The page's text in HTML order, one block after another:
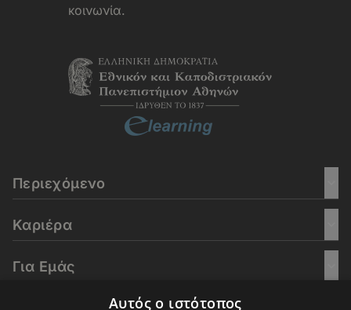
κοινωνία.
Περιεχόμενο
Καριέρα
Για Εμάς
Αυτός ο ιστότοπος